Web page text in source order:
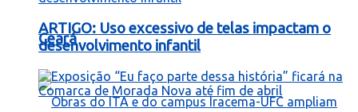
Ceará
ARTIGO: Uso excessivo de telas impactam o
desenvolvimento infantil